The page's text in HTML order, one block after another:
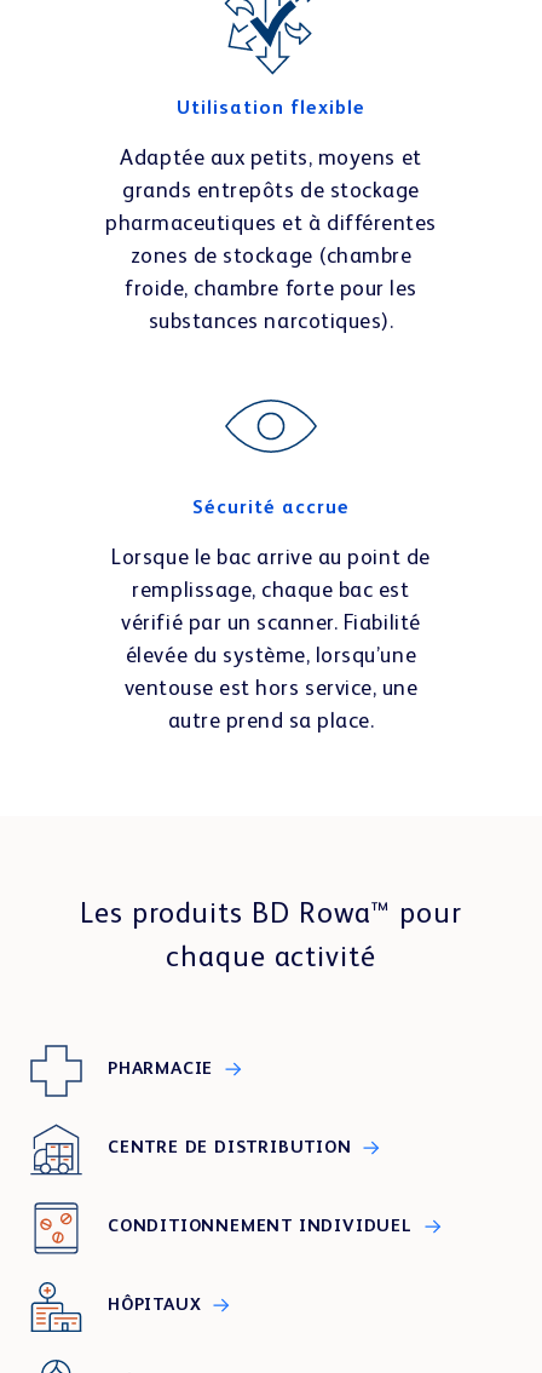
Utilisation flexible
Adaptée aux petits, moyens et
grands entrepôts de stockage
pharmaceutiques et à différentes
zones de stockage (chambre
froide, chambre forte pour les
substances narcotiques).
Sécurité accrue
Lorsque le bac arrive au point de
remplissage, chaque bac est
vérifié par un scanner. Fiabilité
élevée du système, lorsqu’une
ventouse est hors service, une
autre prend sa place.
Les produits BD Rowa™ pour
chaque activité
PHARMACIE
CENTRE DE DISTRIBUTION
CONDITIONNEMENT INDIVIDUEL
HÔPITAUX